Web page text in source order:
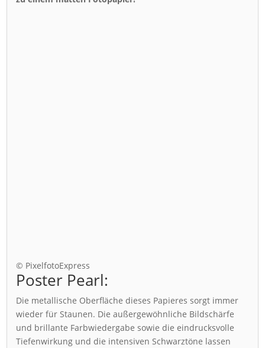
© PixelfotoExpress
Poster Pearl:
Die metallische Oberfläche dieses Papieres sorgt immer
wieder für Staunen. Die außergewöhnliche Bildschärfe
und brillante Farbwiedergabe sowie die eindrucksvolle
Tiefenwirkung und die intensiven Schwarztöne lassen